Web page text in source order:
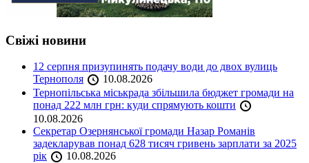
Свіжі новини
12 серпня призупинять подачу води до двох вулиць
Тернополя
10.08.2026
Тернопільська міськрада збільшила бюджет громади на
понад 222 млн грн: куди спрямують кошти
10.08.2026
Секретар Озернянської громади Назар Романів
задекларував понад 628 тисяч гривень зарплати за 2025
рік
10.08.2026